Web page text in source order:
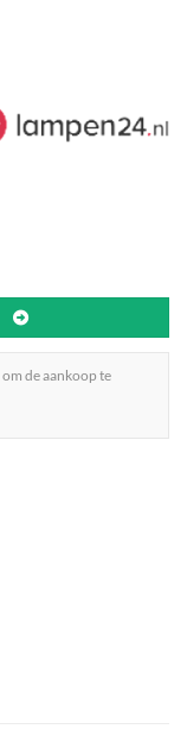
om de aankoop te